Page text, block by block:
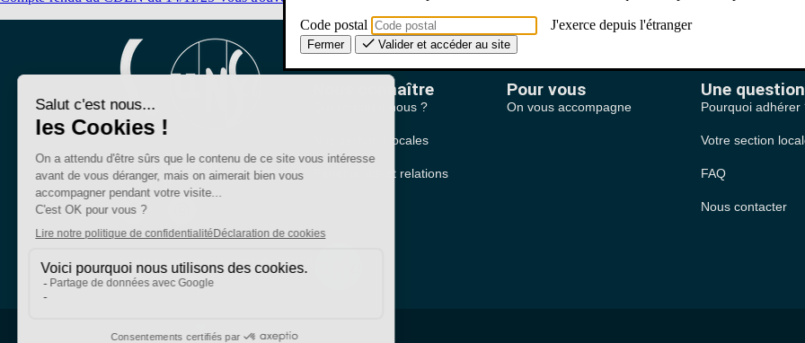
Bien plus qu'un
syndicat
Nous connaître
Qui sommes-nous ?
Nos sections locales
Partenariats et relations
Pour vous
On vous accompagne
Une
Pourquoi adhérer
Votre section
FAQ
Nous contacter
SE-Unsa est un syndicat de l’UNSA
Code postal J'exerce depuis l'étranger
Fermer Valider et accéder au site